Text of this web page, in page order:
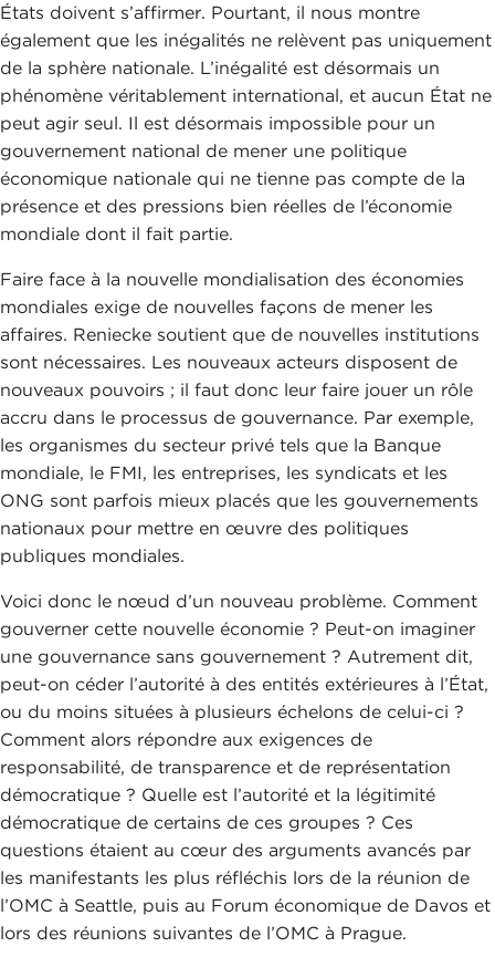
États doivent s’affirmer. Pourtant, il nous montre
également que les inégalités ne relèvent pas uniquement
de la sphère nationale. L’inégalité est désormais un
phénomène véritablement international, et aucun État ne
peut agir seul. Il est désormais impossible pour un
gouvernement national de mener une politique
économique nationale qui ne tienne pas compte de la
présence et des pressions bien réelles de l’économie
mondiale dont il fait partie.
Faire face à la nouvelle mondialisation des économies
mondiales exige de nouvelles façons de mener les
affaires. Reniecke soutient que de nouvelles institutions
sont nécessaires. Les nouveaux acteurs disposent de
nouveaux pouvoirs ; il faut donc leur faire jouer un rôle
accru dans le processus de gouvernance. Par exemple,
les organismes du secteur privé tels que la Banque
mondiale, le FMI, les entreprises, les syndicats et les
ONG sont parfois mieux placés que les gouvernements
nationaux pour mettre en œuvre des politiques
publiques mondiales.
Voici donc le nœud d’un nouveau problème. Comment
gouverner cette nouvelle économie ? Peut-on imaginer
une gouvernance sans gouvernement ? Autrement dit,
peut-on céder l’autorité à des entités extérieures à l’État,
ou du moins situées à plusieurs échelons de celui-ci ?
Comment alors répondre aux exigences de
responsabilité, de transparence et de représentation
démocratique ? Quelle est l’autorité et la légitimité
démocratique de certains de ces groupes ? Ces
questions étaient au cœur des arguments avancés par
les manifestants les plus réfléchis lors de la réunion de
l’OMC à Seattle, puis au Forum économique de Davos et
lors des réunions suivantes de l’OMC à Prague.